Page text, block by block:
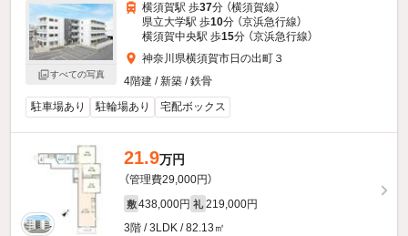
すべての写真
横須賀駅 歩37分 （横須賀線）
県立大学駅 歩10分 （京浜急行線）
横須賀中央駅 歩15分 （京浜急行線）
神奈川県横須賀市日の出町３
4階建 / 新築 / 鉄骨
駐車場あり
駐輪場あり 宅配ボックス
21.9万円
（管理費29,000円）
敷 438,000円 礼 219,000円
3階 / 3LDK / 82.13㎡